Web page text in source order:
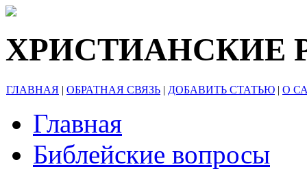
ХРИСТИАНСКИЕ
ГЛАВНАЯ | ОБРАТНАЯ СВЯЗЬ | ДОБАВИТЬ СТАТЬЮ | О
Главная
Библейские вопросы